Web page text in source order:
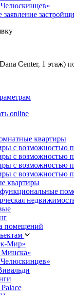
заявление
Center, 1 этаж)
online
квартиры
с возможностью
с возможностью
с возможностью
с возможностью
квартиры
помещений
Мир»